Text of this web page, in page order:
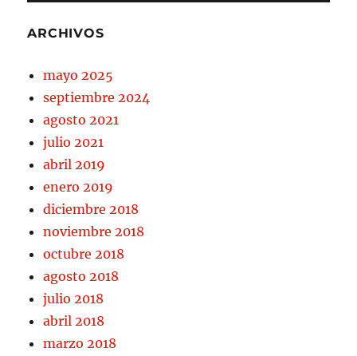
ARCHIVOS
mayo 2025
septiembre 2024
agosto 2021
julio 2021
abril 2019
enero 2019
diciembre 2018
noviembre 2018
octubre 2018
agosto 2018
julio 2018
abril 2018
marzo 2018